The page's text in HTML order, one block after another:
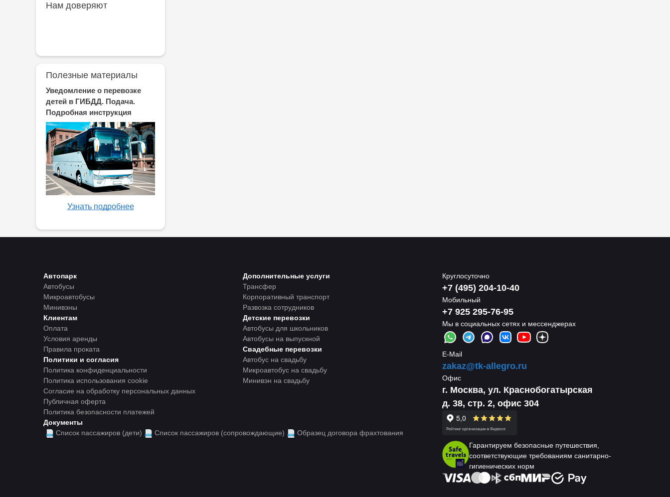
Нам доверяют
Полезные материалы
Уведомление о перевозке
детей в ГИБДД. Подача.
Подробная инструкция
Узнать подробнее
Автопарк
Автобусы
Микроавтобусы
Минивэны
Клиентам
Оплата
Условия аренды
Правила проката
Политики и согласия
Политика конфиденциальности
Политика использования cookie
Согласие на обработку персональных данных
Публичная оферта
Политика безопасности платежей
Дополнительные услуги
Трансфер
Корпоративный транспорт
Развозка сотрудников
Детские перевозки
Автобусы для школьников
Автобусы на выпускной
Свадебные перевозки
Автобус на свадьбу
Микроавтобус на свадьбу
Минивэн на свадьбу
Документы
Список пассажиров (дети)
Список пассажиров (сопровождающие) Образец договора фрахтования
Круглосуточно
+7 (495) 204-10-40
Мобильный
+7 925 295-76-95
Мы в социальных сетях и мессенджерах
E-Mail
zakaz@tk-allegro.ru
Офис
г. Москва, ул. Краснобогатырская
д. 38, стр. 2, офис 304
Гарантируем безопасные путешествия,
соответствующие требованиям санитарно-
гигиенических норм